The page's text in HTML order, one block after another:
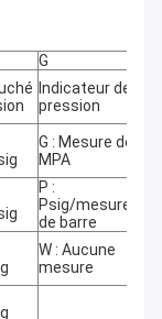
G
Indicateur de
pression
G : Mesure de
MPA
P :
Psig/mesure
de barre
W : Aucune
mesure